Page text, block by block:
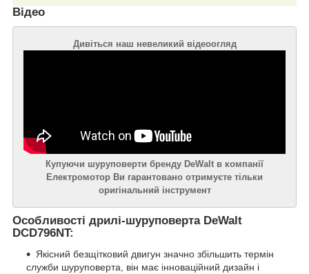
Відео
Дивіться наш невеликий відеоогляд
Купуючи шуруповерти бренду DeWalt в компанії
Електромотор Ви гарантовано отримуєте тільки
оригінальний інструмент
Особливості дрилі-шуруповерта DeWalt
DCD796NT:
Якісний безщітковий двигун значно збільшить термін
служби шуруповерта, він має інноваційний дизайн і